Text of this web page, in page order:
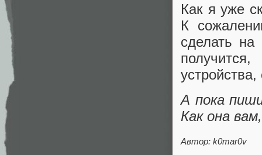
Как я уже
К
сделать
А пока
Как она
Автор: k0mar0v